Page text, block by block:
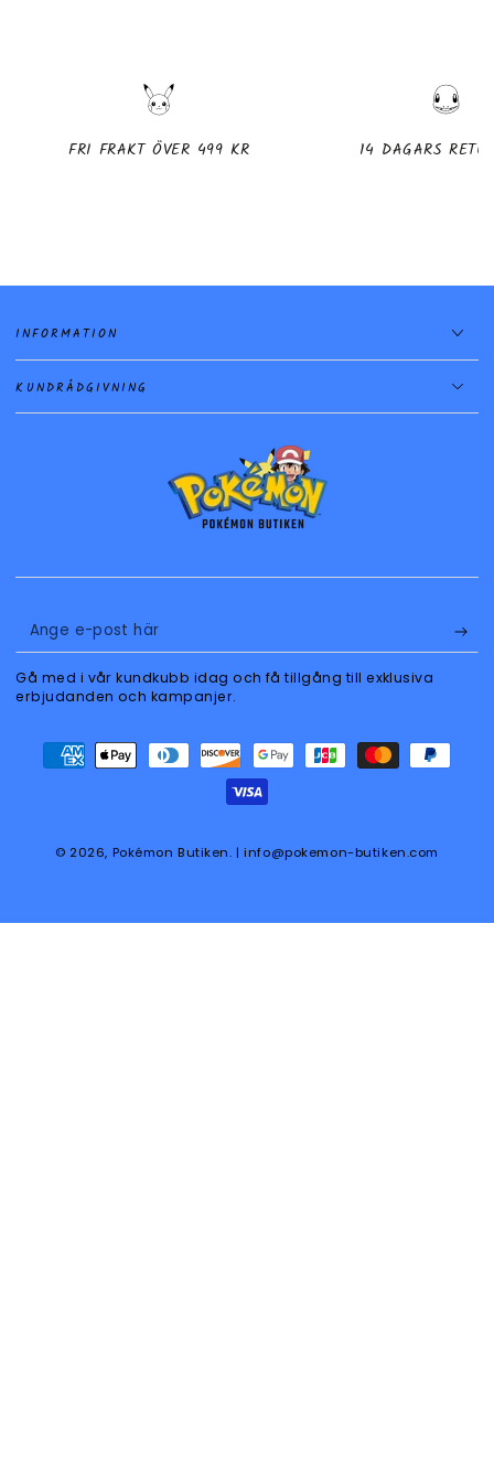
FRI FRAKT ÖVER 499 KR 14 DAGARS
INFORMATION
KUNDRÅDGIVNING
Ange
e-
post
Gå med i vår kundkubb idag och få tillgång till exklusiva
erbjudanden och kampanjer.
© 2026, Pokémon Butiken. | info@pokemon-butiken.com
Betalningsmetoder